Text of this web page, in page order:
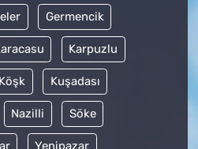
Germencik
Karpuzlu
Köşk Kuşadası
Nazilli Söke
Yenipazar